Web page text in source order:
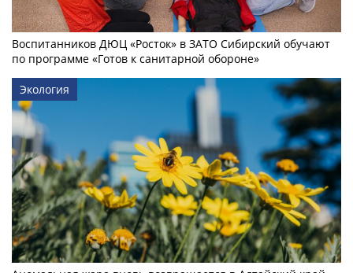
Воспитанников ДЮЦ «Росток» в ЗАТО Сибирский обучают
по программе «Готов к санитарной обороне»
Экология